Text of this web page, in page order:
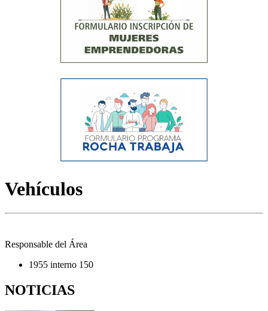
Vehículos
Responsable del Área
1955 interno 150
NOTICIAS